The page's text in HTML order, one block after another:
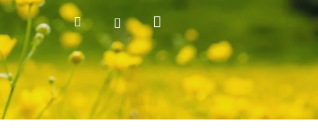
HledatPřihlášení
košík